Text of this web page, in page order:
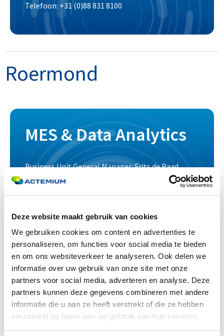
Deze website maakt gebruik van cookies
We gebruiken cookies om content en advertenties te
personaliseren, om functies voor social media te bieden
en om ons websiteverkeer te analyseren. Ook delen we
informatie over uw gebruik van onze site met onze
partners voor social media, adverteren en analyse. Deze
partners kunnen deze gegevens combineren met andere
informatie die u aan ze heeft verstrekt of die ze hebben
verzameld op basis van uw gebruik van hun services.
Telefoon: +31 (0)88 831 8100
Roermond
MES & Data Analytics
Business Unit General Manager: Frits de Raad
Louis Eijssenweg 1, 6049 CD Herten
Schijndel
Paneelbouw & Machine